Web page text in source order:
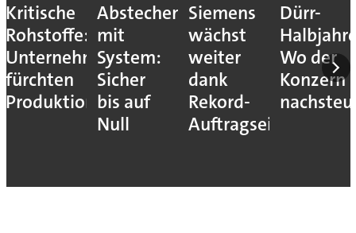
Kritische
Rohstoffe:
Unternehmen
fürchten
Produktionsstopps
Abstechen
mit
System:
Sicher
bis auf
Null
Siemens
wächst
weiter
dank
Rekord-
Auftragseingang
Dürr-
Wo der
Konzern